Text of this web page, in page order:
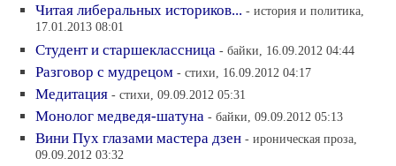
Читая либеральных историков... - история и политика,
17.01.2013 08:01
Студент и старшеклассница - байки, 16.09.2012 04:44
Разговор с мудрецом - стихи, 16.09.2012 04:17
Медитация - стихи, 09.09.2012 05:31
Монолог медведя-шатуна - байки, 09.09.2012 05:13
Вини Пух глазами мастера дзен - ироническая проза,
09.09.2012 03:32